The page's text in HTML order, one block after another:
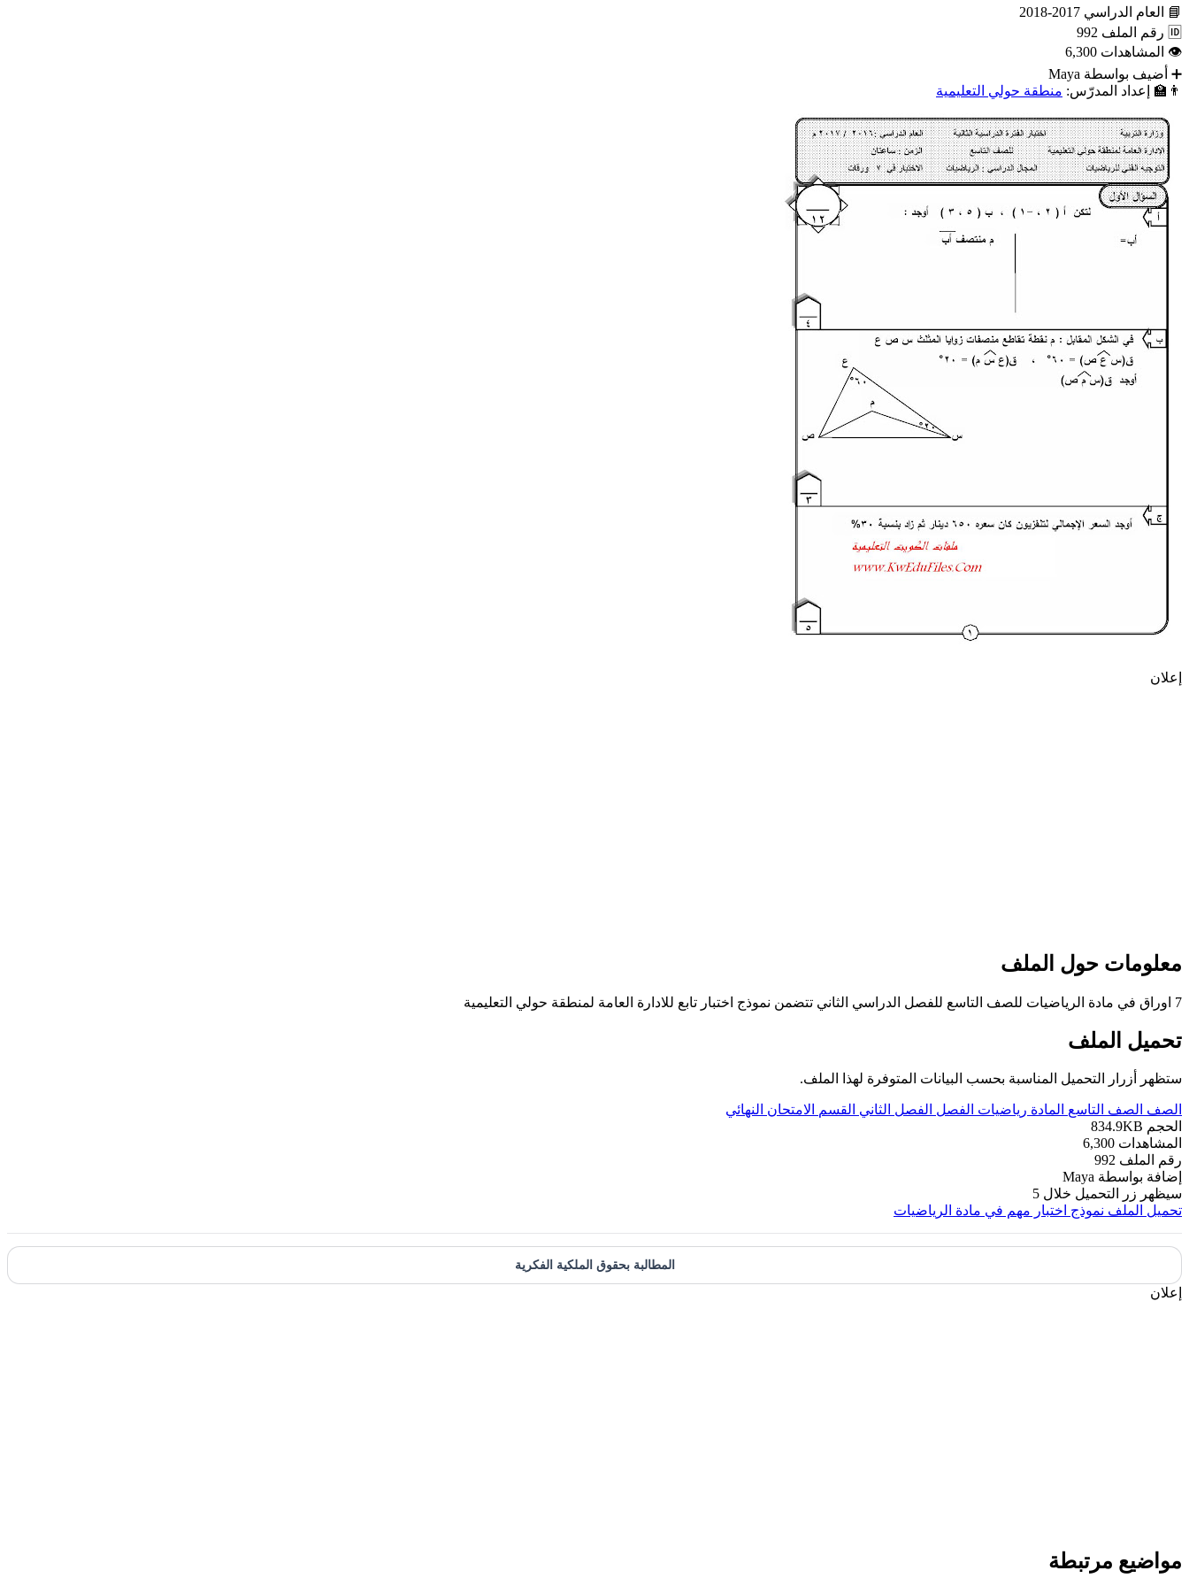
📘 العام الدراسي 2017-2018
🆔 رقم الملف 992
👁 المشاهدات 6,300
➕ أضيف بواسطة Maya
👨‍🏫
إعداد المدرّس: منطقة حولي التعليمية
إعلان
معلومات حول الملف
7 اوراق في مادة الرياضيات للصف التاسع للفصل الدراسي الثاني تتضمن نموذج اختبار تابع للادارة العامة لمنطقة حولي التعليمية
تحميل الملف
ستظهر أزرار التحميل المناسبة بحسب البيانات المتوفرة لهذا الملف.
الصف الصف التاسع المادة رياضيات الفصل الفصل الثاني القسم الامتحان النهائي
الحجم 834.9KB
المشاهدات 6,300
رقم الملف 992
إضافة بواسطة Maya
سيظهر زر التحميل خلال 5
تحميل الملف نموذج اختبار مهم في مادة الرياضيات
المطالبة بحقوق الملكية الفكرية
إعلان
مواضيع مرتبطة